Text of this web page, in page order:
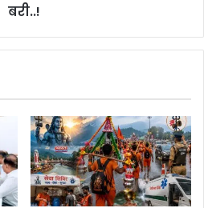
बरी..!